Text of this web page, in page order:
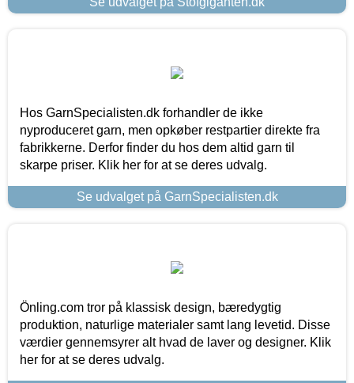
Hos GarnSpecialisten.dk forhandler de ikke
nyproduceret garn, men opkøber restpartier direkte fra
fabrikkerne. Derfor finder du hos dem altid garn til
skarpe priser. Klik her for at se deres udvalg.
Se udvalget på GarnSpecialisten.dk
Önling.com tror på klassisk design, bæredygtig
produktion, naturlige materialer samt lang levetid. Disse
værdier gennemsyrer alt hvad de laver og designer. Klik
her for at se deres udvalg.